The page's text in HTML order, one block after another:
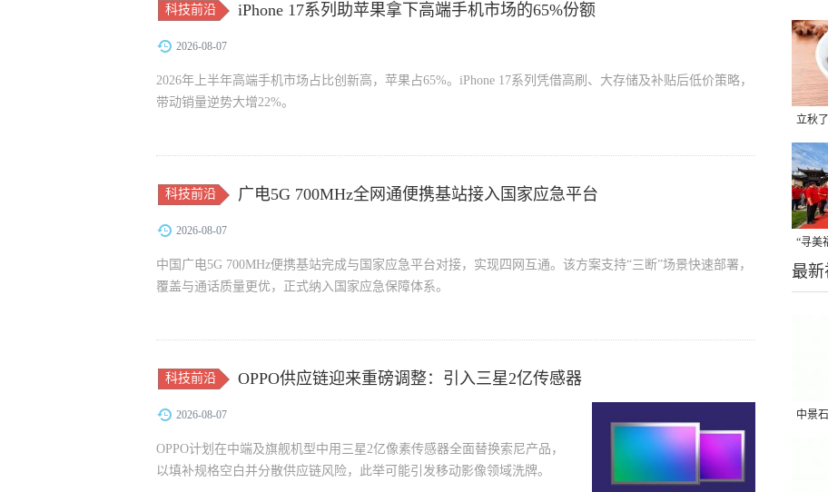
科技前沿 iPhone 17系列助苹果拿下高端手机市场的65%份额
2026-08-07
2026年上半年高端手机市场占比创新高，苹果占65%。iPhone 17系列凭借高刷、大存储及补贴后低价策略，
带动销量逆势大增22%。
科技前沿 广电5G 700MHz全网通便携基站接入国家应急平台
2026-08-07
中国广电5G 700MHz便携基站完成与国家应急平台对接，实现四网互通。该方案支持“三断”场景快速部署，
覆盖与通话质量更优，正式纳入国家应急保障体系。
科技前沿 OPPO供应链迎来重磅调整：引入三星2亿传感器
2026-08-07
OPPO计划在中端及旗舰机型中用三星2亿像素传感器全面替换索尼产品，
以填补规格空白并分散供应链风险，此举可能引发移动影像领域洗牌。
立秋
晒秋
味→
“寻美
题活
最新
中景
吨丙